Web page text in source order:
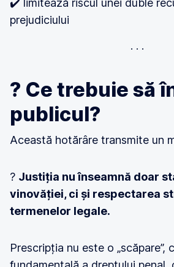
✔️ limitează riscul unei duble
prejudiciului
? Ce trebuie să
publicul?
Această hotărâre transmite un
? Justiția nu înseamnă doar
vinovăției, ci și respectarea
termenelor legale.
Prescripția nu este o „scăpare”,